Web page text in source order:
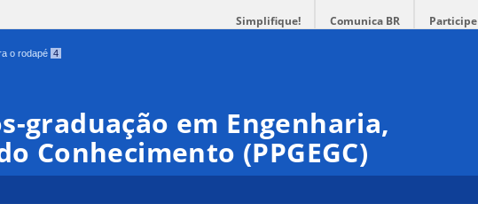
Simplifique! Comunica BR Participe
o rodapé 4
graduação em Engenharia,
Conhecimento (PPGEGC)